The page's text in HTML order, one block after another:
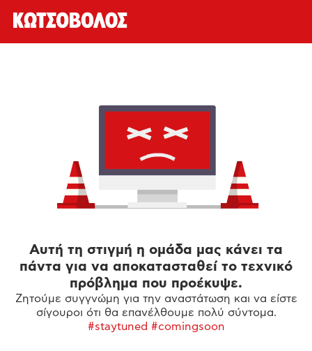
Αυτή τη στιγμή η ομάδα μας κάνει τα
πάντα για να αποκατασταθεί το τεχνικό
πρόβλημα που προέκυψε.
Ζητούμε συγγνώμη για την αναστάτωση και να είστε
σίγουροι ότι θα επανέλθουμε πολύ σύντομα.
#staytuned #comingsoon